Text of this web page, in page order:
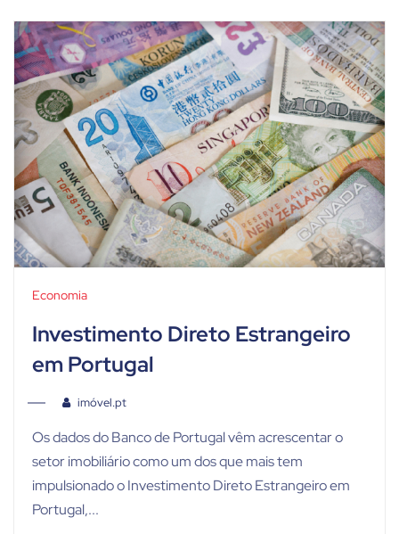
Economia
Investimento Direto Estrangeiro
em Portugal
imóvel.pt
Os dados do Banco de Portugal vêm acrescentar o
setor imobiliário como um dos que mais tem
impulsionado o Investimento Direto Estrangeiro em
Portugal,...